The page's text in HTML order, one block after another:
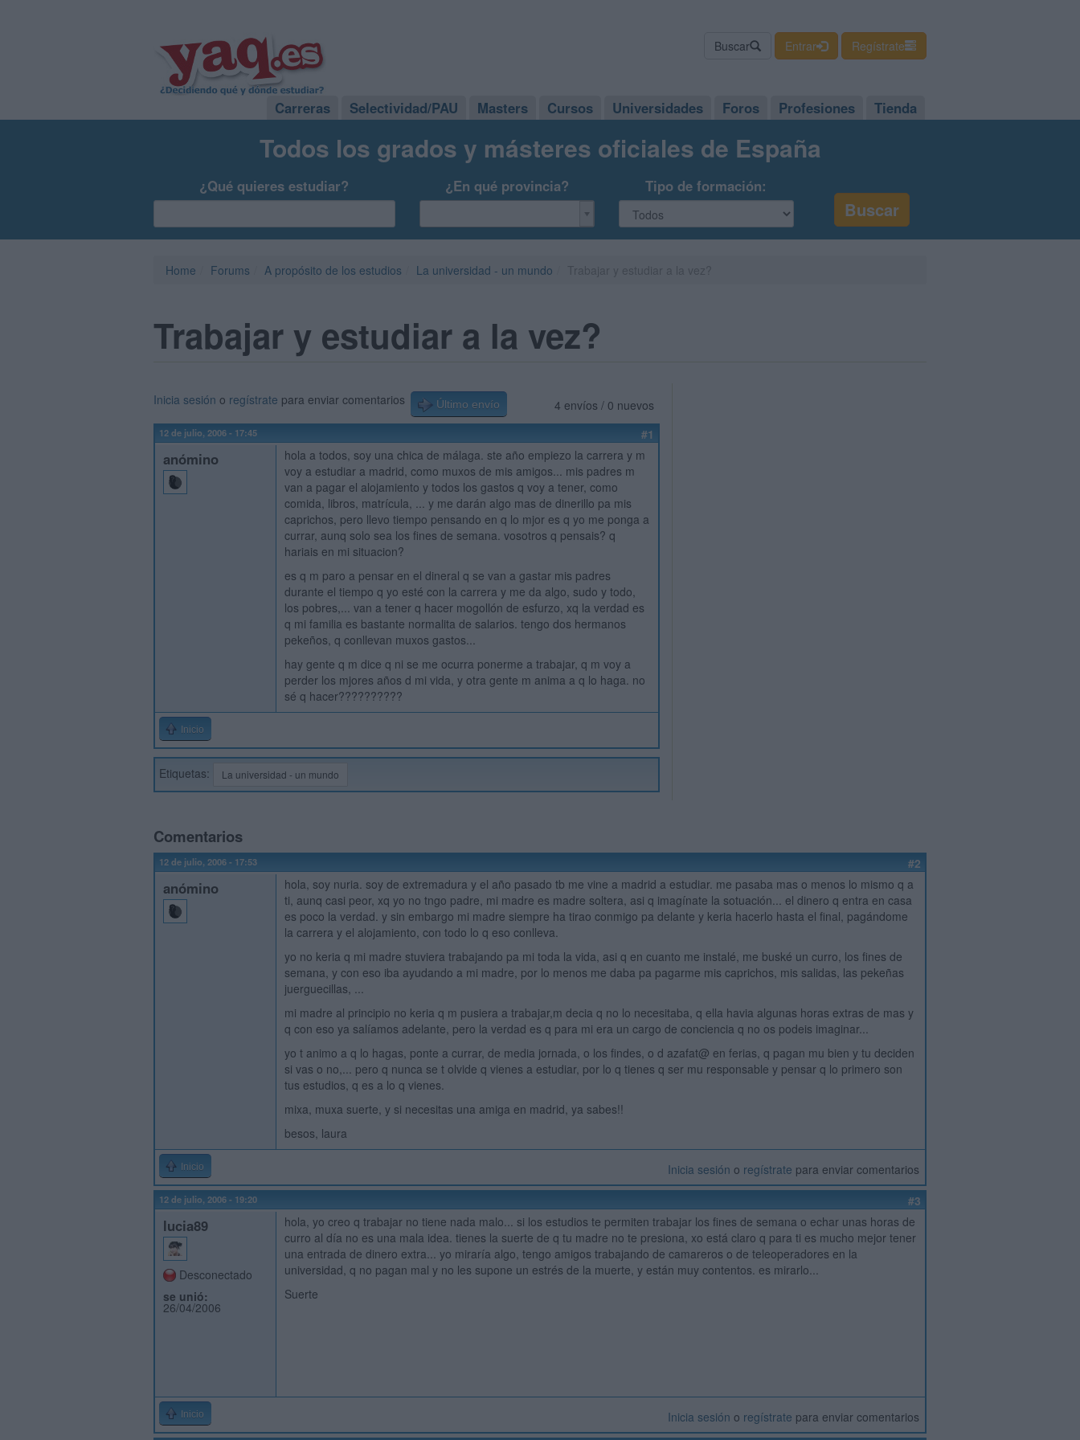
Buscar Entrar Regístrate
Carreras Selectividad/PAU Masters Cursos Universidades Foros Profesiones Tienda
Todos los grados y másteres oficiales de España
¿Qué quieres estudiar? ¿En qué provincia? Tipo de formación:
Home Forums A propósito de los estudios La universidad - un mundo
Trabajar y estudiar a la vez?
4 envíos / 0 nuevos
Inicia sesión o regístrate para enviar comentarios Último envío
12 de julio, 2006 - 17:45 #1
anómino
hola a todos, soy una chica de málaga. ste año empiezo la carrera y m
voy a estudiar a madrid, como muxos de mis amigos... mis padres m
van a pagar el alojamiento y todos los gastos q voy a tener, como
comida, libros, matrícula, ... y me darán algo mas de dinerillo pa mis
caprichos, pero llevo tiempo pensando en q lo mjor es q yo me ponga a
currar, aunq solo sea los fines de semana. vosotros q pensais? q
hariais en mi situacion?
es q m paro a pensar en el dineral q se van a gastar mis padres
durante el tiempo q yo esté con la carrera y me da algo, sudo y todo,
los pobres,... van a tener q hacer mogollón de esfurzo, xq la verdad es
q mi familia es bastante normalita de salarios. tengo dos hermanos
pekeños, q conllevan muxos gastos...
hay gente q m dice q ni se me ocurra ponerme a trabajar, q m voy a
perder los mjores años d mi vida, y otra gente m anima a q lo haga. no
sé q hacer??????????
Inicio
Etiquetas: La universidad - un mundo
Comentarios
12 de julio, 2006 - 17:53 #2
anómino
hola, soy nuria. soy de extremadura y el año pasado tb me vine a madrid a estudiar. me pasaba mas o menos lo mismo q a
ti, aunq casi peor, xq yo no tngo padre, mi madre es madre soltera, asi q imagínate la sotuación... el dinero q entra en casa
es poco la verdad. y sin embargo mi madre siempre ha tirao conmigo pa delante y keria hacerlo hasta el final, pagándome
la carrera y el alojamiento, con todo lo q eso conlleva.
yo no keria q mi madre stuviera trabajando pa mi toda la vida, asi q en cuanto me instalé, me buské un curro, los fines de
semana, y con eso iba ayudando a mi madre, por lo menos me daba pa pagarme mis caprichos, mis salidas, las pekeñas
juerguecillas, ...
mi madre al principio no keria q m pusiera a trabajar,m decia q no lo necesitaba, q ella havia algunas horas extras de mas y
q con eso ya salíamos adelante, pero la verdad es q para mi era un cargo de conciencia q no os podeis imaginar...
yo t animo a q lo hagas, ponte a currar, de media jornada, o los findes, o d azafat@ en ferias, q pagan mu bien y tu deciden
si vas o no,... pero q nunca se t olvide q vienes a estudiar, por lo q tienes q ser mu responsable y pensar q lo primero son
tus estudios, q es a lo q vienes.
mixa, muxa suerte, y si necesitas una amiga en madrid, ya sabes!!
besos, laura
Inicio Inicia sesión o regístrate para enviar comentarios
12 de julio, 2006 - 19:20 #3
lucia89
Desconectado
se unió:
26/04/2006
hola, yo creo q trabajar no tiene nada malo... si los estudios te permiten trabajar los fines de semana o echar unas horas de
curro al día no es una mala idea. tienes la suerte de q tu madre no te presiona, xo está claro q para ti es mucho mejor tener
una entrada de dinero extra... yo miraría algo, tengo amigos trabajando de camareros o de teleoperadores en la
universidad, q no pagan mal y no les supone un estrés de la muerte, y están muy contentos. es mirarlo...
Suerte
Inicio Inicia sesión o regístrate para enviar comentarios